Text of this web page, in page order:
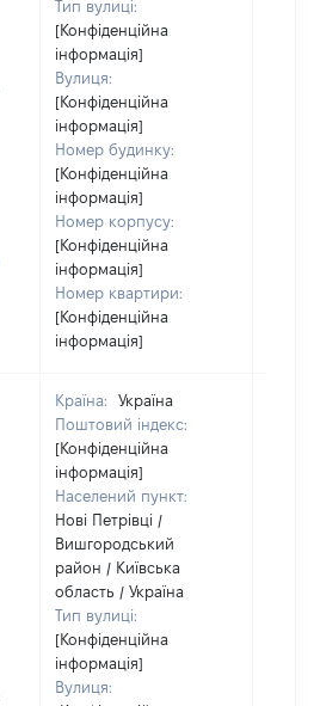
Тип вулиці:
[Конфіденційна
інформація]
Вулиця:
[Конфіденційна
інформація]
Номер будинку:
[Конфіденційна
інформація]
Номер корпусу:
[Конфіденційна
інформація]
Номер квартири:
[Конфіденційна
інформація]
Країна:
Україна
Поштовий індекс:
[Конфіденційна
інформація]
Населений пункт:
Нові Петрівці /
Вишгородський
район / Київська
область / Україна
Тип вулиці:
[Конфіденційна
інформація]
Вулиця: